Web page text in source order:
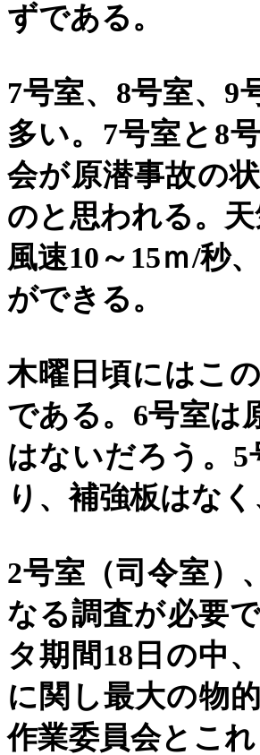
ずである。
7号室、 8号室、 9
多い。 7号室と 8
会が原潜事故の
のと思われる。
風速10 ～ 15ｍ/秒
ができる。
木曜日頃にはこ
である。 6号室は
はないだろう。 5
り、補強板はな
2号室（司令室）、
なる調査が必要
タ期間 18 日の中
に関し最大の物
作業委員会とこ